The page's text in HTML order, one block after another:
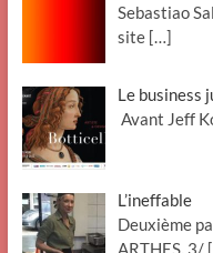
Sebastiao
site […]
Le business
Avant Jeff
L’ineffable
Deuxième
ARTHES. 3/